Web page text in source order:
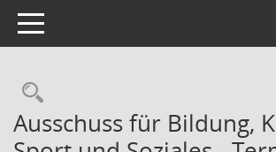
Toggle navigation
Ausschuss für Bildung,